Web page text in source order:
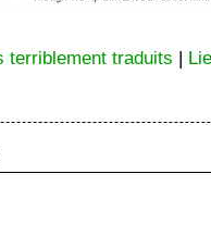
terriblement traduits |